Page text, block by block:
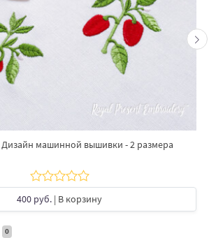
машинной вышивки - 2 размера
400 руб. | В корзину
0